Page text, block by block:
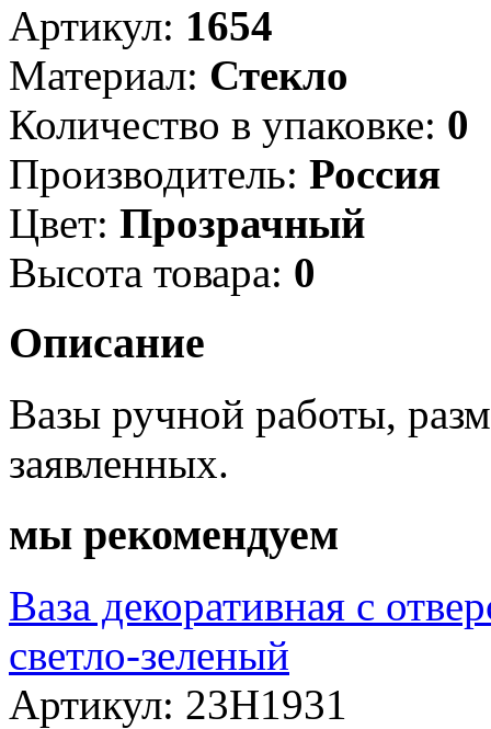
Артикул: 1654
Материал: Стекло
Количество в упаковке: 0
Производитель: Россия
Цвет: Прозрачный
Высота товара: 0
Описание
Вазы ручной работы,
заявленных.
мы рекомендуем
Ваза декоративная с
светло-зеленый
Артикул: 23H1931